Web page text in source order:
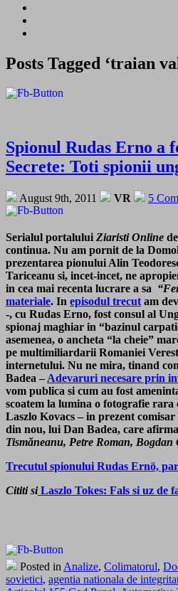
Posts Tagged ‘traian
Spionul Rudas Erno a
Secrete: Toti spionii
August 9th, 2011 VR 5
Serialul portalului Ziaristi Online
continua. Nu am pornit de la
prezentarea pionului Alin
Tariceanu si, incet-incet, ne
in cea mai recenta lucrare a sa
materiale. In episodul trecut am
-, cu Rudas Erno, fost consul al
spionaj maghiar in “bazinul
asemenea, o ancheta “la cheie”
pe multimiliardarii Romaniei
internetului. Nu ne mira, tinand
Badea – Adevaruri necesare prin
vom publica si cum au fost
scoatem la lumina o fotografie
Laszlo Kovacs – in prezent
din nou, lui Dan Badea, care
Tismăneanu, Petre Roman,
Trecutul spionului Rudas Ernö,
Cititi siLaszlo Tokes: Fals si uz de
Posted in Analize, Colimatorul,
sovietici, agentia nationala de